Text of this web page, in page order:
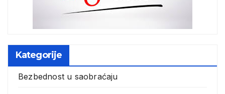
Kategorije
Bezbednost u saobraćaju